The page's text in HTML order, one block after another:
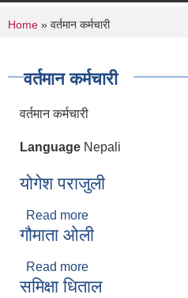
You are here
Home » वर्तमान कर्मचारी
वर्तमान कर्मचारी
वर्तमान कर्मचारी
Language Nepali
योगेश पराजुली
Read more
गौमाता ओली
Read more
समिक्षा धिताल